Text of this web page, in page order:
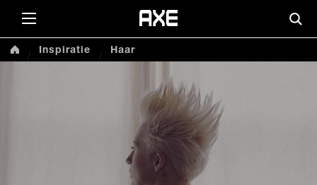
Inspiratie Haar